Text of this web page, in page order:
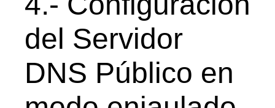
del Servidor
DNS Público en